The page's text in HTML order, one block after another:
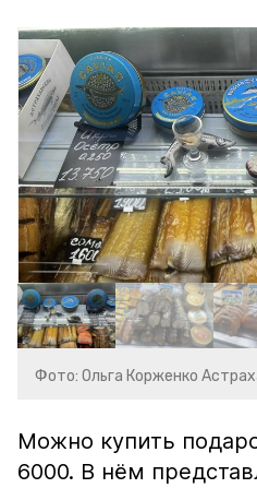
Фото: Ольга Корженко
Можно купить
6000. В нём